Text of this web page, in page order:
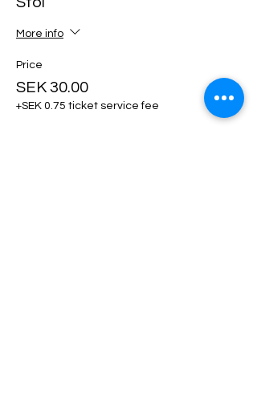
More info
Price
SEK 30.00
+SEK 0.75 ticket service fee